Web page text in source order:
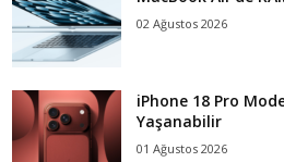
02 Ağustos 2026
iPhone 18 Pro
Yaşanabilir
01 Ağustos 2026